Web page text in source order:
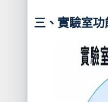
三、實驗室